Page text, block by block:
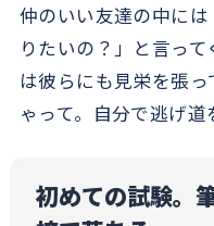
仲のいい友達の中に
りたいの？」と言っ
は彼らにも見栄を張
ゃって。自分で逃げ道
初めての試験。